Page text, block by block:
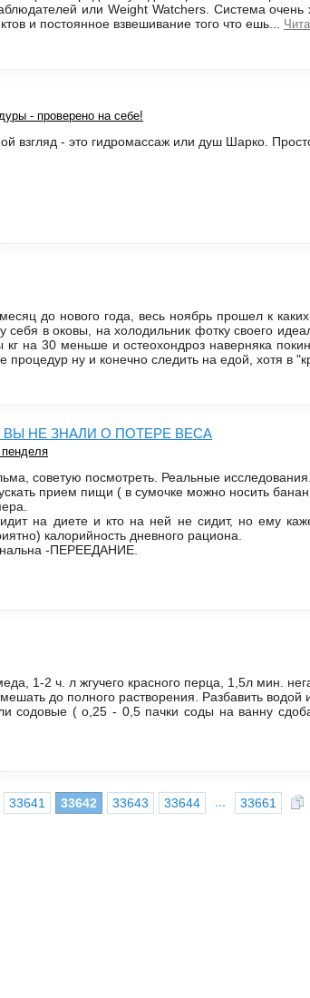
или Weight Watchers. Система
и постоянное взвешивание того что ешь...
- проверено на себе!
взгляд - это гидромассаж или душ Шарко.
до нового года, весь ноябрь прошел к
себя в оковы, на холодильник фотку своего
на 30 меньше и остеохондроз наверняка
процедур ну и конечно следить на едой, хотя в
ВЫ НЕ ЗНАЛИ О ПОТЕРЕ ВЕСА
советую посмотреть. Реальные
прием пищи ( в сумочке можно носить
на диете и кто на ней не сидит, но ему
калорийность дневного рациона.
-ПЕРЕЕДАНИЕ.
1-2 ч. л жгучего красного перца, 1,5л мин.
до полного растворения. Разбавить водой
содовые ( о,25 - 0,5 пачки соды на ванну
33641 33642 33643 33644 ... 33661